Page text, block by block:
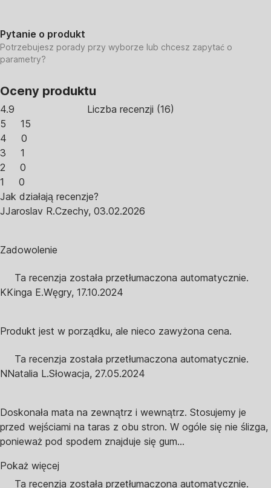
Pytanie o produkt
Potrzebujesz porady przy wyborze lub chcesz zapytać o
parametry?
Oceny produktu
4.9 Liczba recenzji (16)
5
15
4
0
3
1
2
0
1
0
Jak działają recenzje?
JJaroslav R.Czechy, 03.02.2026
Zadowolenie
Ta recenzja została przetłumaczona automatycznie.
KKinga E.Węgry, 17.10.2024
Produkt jest w porządku, ale nieco zawyżona cena.
Ta recenzja została przetłumaczona automatycznie.
NNatalia L.Słowacja, 27.05.2024
Doskonała mata na zewnątrz i wewnątrz. Stosujemy je
przed wejściami na taras z obu stron. W ogóle się nie ślizga,
ponieważ pod spodem znajduje się gum...
Pokaż więcej
Ta recenzja została przetłumaczona automatycznie.